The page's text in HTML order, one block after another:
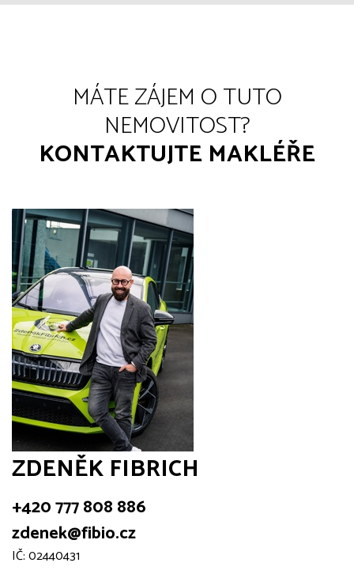
MÁTE ZÁJEM O TUTO
NEMOVITOST?
KONTAKTUJTE MAKLÉŘE
ZDENĚK FIBRICH
+420 777 808 886
zdenek@fibio.cz
IČ: 02440431